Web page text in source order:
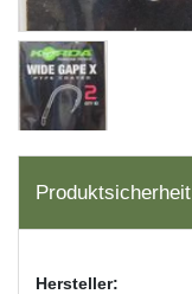
Produktsicherheit
Hersteller: